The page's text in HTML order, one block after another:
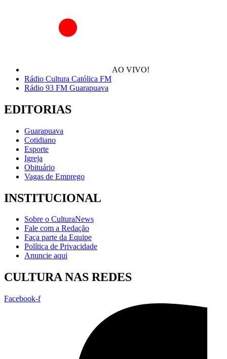
AO VIVO!
Rádio Cultura Católica FM
Rádio 93 FM Guarapuava
EDITORIAS
Guarapuava
Cotidiano
Esporte
Igreja
Obituário
Vagas de Emprego
INSTITUCIONAL
Sobre o CulturaNews
Fale com a Redação
Faça parte da Equipe
Política de Privacidade
Anuncie aqui
CULTURA NAS REDES
Facebook-f